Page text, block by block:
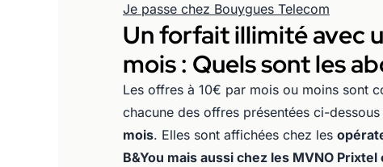
Je passe chez Bouygues Telecom
Un forfait illimité avec
mois : Quels sont les
Les offres à 10€ par mois ou moins sont
chacune des offres présentées ci-
mois. Elles sont affichées chez les
B&You mais aussi chez les MVNO